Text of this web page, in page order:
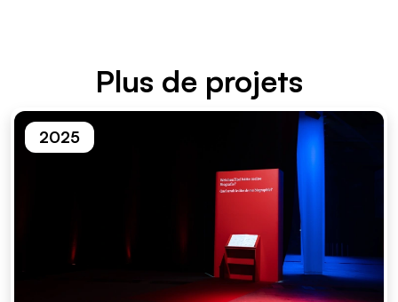
Plus de projets
2025